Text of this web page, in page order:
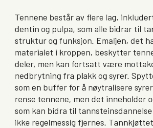
Tennene består av flere lag,
dentin og pulpa, som alle bidrar til
struktur og funksjon. Emaljen, det
materialet i kroppen, beskytter
deler, men kan fortsatt være
nedbrytning fra plakk og syrer.
som en buffer for å nøytralisere
rense tennene, men det inneholder
som kan bidra til
ikke regelmessig fjernes.